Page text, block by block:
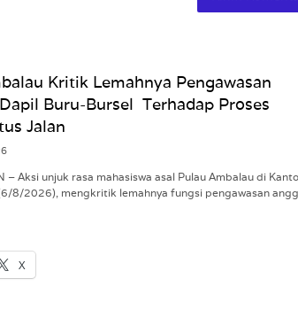
Kritik Lemahnya Pengawasan
Buru-Bursel Terhadap Proses
Jalan
– Aksi unjuk rasa mahasiswa asal Pulau Ambalau di
8/2026), mengkritik lemahnya fungsi pengawasan
X